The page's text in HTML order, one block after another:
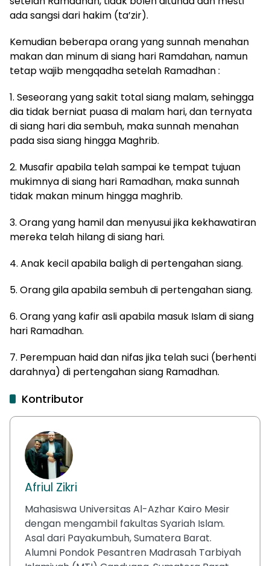
ada sangsi dari hakim (ta’zir).
Kemudian beberapa orang yang sunnah menahan
makan dan minum di siang hari Ramdahan, namun
tetap wajib mengqadha setelah Ramadhan :
1. Seseorang yang sakit total siang malam, sehingga
dia tidak berniat puasa di malam hari, dan ternyata
di siang hari dia sembuh, maka sunnah menahan
pada sisa siang hingga Maghrib.
2. Musafir apabila telah sampai ke tempat tujuan
mukimnya di siang hari Ramadhan, maka sunnah
tidak makan minum hingga maghrib.
3. Orang yang hamil dan menyusui jika kekhawatiran
mereka telah hilang di siang hari.
4. Anak kecil apabila baligh di pertengahan siang.
5. Orang gila apabila sembuh di pertengahan siang.
6. Orang yang kafir asli apabila masuk Islam di siang
hari Ramadhan.
7. Perempuan haid dan nifas jika telah suci (berhenti
darahnya) di pertengahan siang Ramadhan.
Kontributor
Afriul Zikri
Mahasiswa Universitas Al-Azhar Kairo Mesir
dengan mengambil fakultas Syariah Islam.
Asal dari Payakumbuh, Sumatera Barat.
Alumni Pondok Pesantren Madrasah Tarbiyah